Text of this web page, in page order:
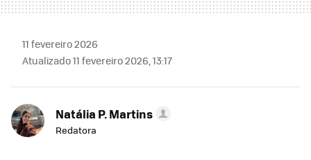
11 fevereiro 2026
Atualizado 11 fevereiro 2026, 13:17
Natália P. Martins
Redatora